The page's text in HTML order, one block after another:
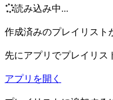
読み込み中...
作成済みのプレイリスト
先にアプリでプレイリス
アプリを開く